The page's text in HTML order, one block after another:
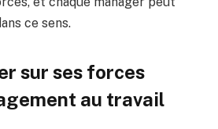
ce sens.
sur ses forces
au travail